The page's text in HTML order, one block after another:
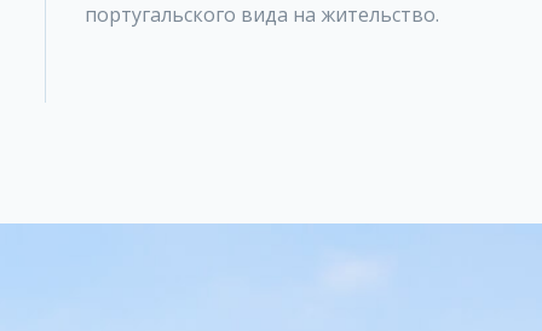
португальского вида на жительство.